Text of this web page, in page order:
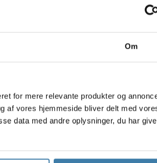
Om
for mere relevante produkter og
af vores hjemmeside bliver delt med
data med andre oplysninger, du har
LED - til AA batterier